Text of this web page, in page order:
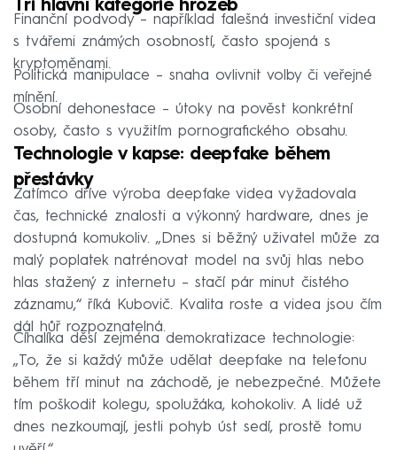
Tři hlavní kategorie hrozeb
Finanční podvody – například falešná investiční videa
s tvářemi známých osobností, často spojená s
kryptoměnami.
Politická manipulace – snaha ovlivnit volby či veřejné
mínění.
Osobní dehonestace – útoky na pověst konkrétní
osoby, často s využitím pornografického obsahu.
Technologie v kapse: deepfake během
přestávky
Zatímco dříve výroba deepfake videa vyžadovala
čas, technické znalosti a výkonný hardware, dnes je
dostupná komukoliv. „Dnes si běžný uživatel může za
malý poplatek natrénovat model na svůj hlas nebo
hlas stažený z internetu – stačí pár minut čistého
záznamu,“ říká Kubovič. Kvalita roste a videa jsou čím
dál hůř rozpoznatelná.
Číhalíka děsí zejména demokratizace technologie:
„To, že si každý může udělat deepfake na telefonu
během tří minut na záchodě, je nebezpečné. Můžete
tím poškodit kolegu, spolužáka, kohokoliv. A lidé už
dnes nezkoumají, jestli pohyb úst sedí, prostě tomu